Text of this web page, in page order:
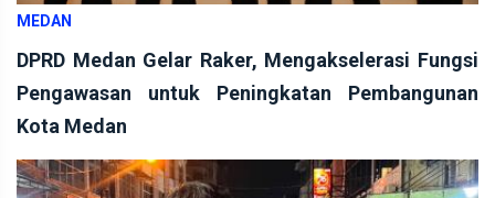
MEDAN
DPRD Medan Gelar Raker, Mengakselerasi Fungsi
Pengawasan untuk Peningkatan Pembangunan
Kota Medan